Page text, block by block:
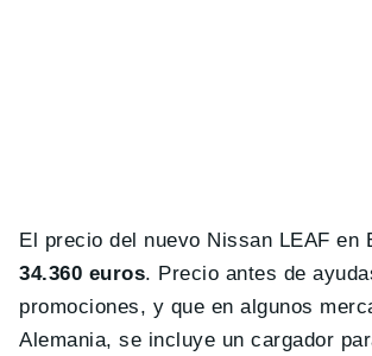
El precio del nuevo Nissan LEAF en
34.360 euros. Precio antes de
promociones, y que en algunos
Alemania, se incluye un cargador